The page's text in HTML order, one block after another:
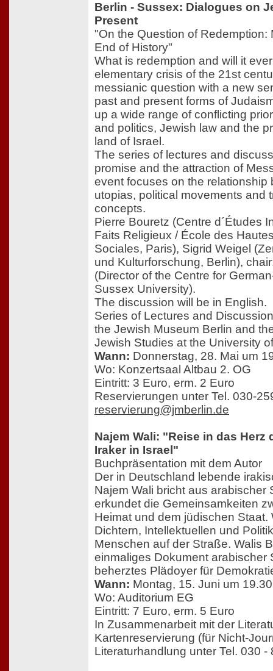
Berlin - Sussex: Dialogues on
Present
"On the Question of Redemption:
End of History"
What is redemption and will it
elementary crisis of the 21st
messianic question with a new
past and present forms of
up a wide range of conflicting
and politics, Jewish law and the
land of Israel.
The series of lectures and
promise and the attraction of
event focuses on the relationship
utopias, political movements and
concepts.
Pierre Bouretz (Centre d´Études
Faits Religieux / École des
Sociales, Paris), Sigrid Weigel
und Kulturforschung, Berlin),
(Director of the Centre for
Sussex University).
The discussion will be in English.
Series of Lectures and
the Jewish Museum Berlin and
Jewish Studies at the University
Wann: Donnerstag, 28. Mai um
Wo: Konzertsaal Altbau 2. OG
Eintritt: 3 Euro, erm. 2 Euro
Reservierungen unter Tel. 030-
reservierung@jmberlin.de
Najem Wali: "Reise in das Herz
Iraker in Israel"
Buchpräsentation mit dem Autor
Der in Deutschland lebende
Najem Wali bricht aus arabischer
erkundet die Gemeinsamkeiten
Heimat und dem jüdischen Staat.
Dichtern, Intellektuellen und
Menschen auf der Straße. Walis
einmaliges Dokument arabischer
beherztes Plädoyer für
Wann: Montag, 15. Juni um
Wo: Auditorium EG
Eintritt: 7 Euro, erm. 5 Euro
In Zusammenarbeit mit der
Kartenreservierung (für Nicht-
Literaturhandlung unter Tel. 030 -